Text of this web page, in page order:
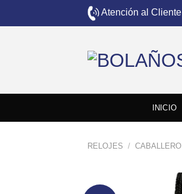
Atención al Cliente
INICIO
RELOJES / CABALLERO